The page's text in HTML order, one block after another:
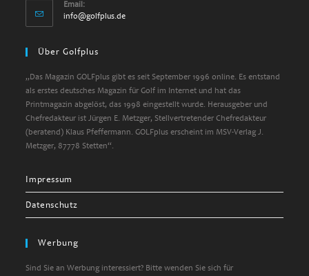
Email:
info@golfplus.de
Über Golfplus
„Das Magazin GOLFplus gibt es seit September 1996 online. Es entstand
als erstes deutsches Magazin für Golf im Internet und hat das
Printmagazin abgelöst, das 1998 eingestellt wurde. Herausgeber und
Chefredakteur ist Jürgen E. Metzger, Stellvertretender Chefredakteur
(beratend) Klaus Pfeffermann. GOLFplus erscheint im MSV-Verlag J.
Metzger, 87778 Stetten“.
Impressum
Datenschutz
Werbung
Sind Sie an Werbung interessiert? Bitte wenden Sie sich für